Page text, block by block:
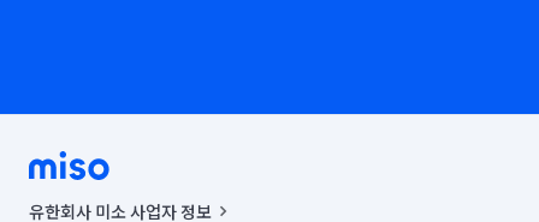
유한회사 미소 사업자 정보